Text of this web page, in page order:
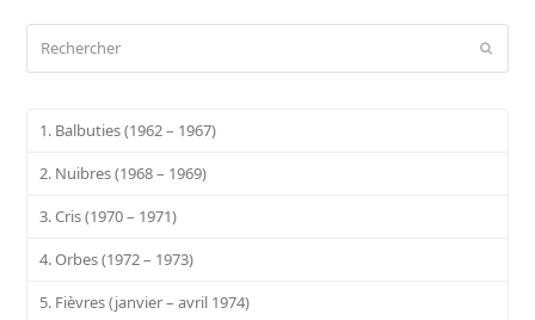
1. Balbuties (1962 – 1967)
2. Nuibres (1968 – 1969)
3. Cris (1970 – 1971)
4. Orbes (1972 – 1973)
5. Fièvres (janvier – avril 1974)